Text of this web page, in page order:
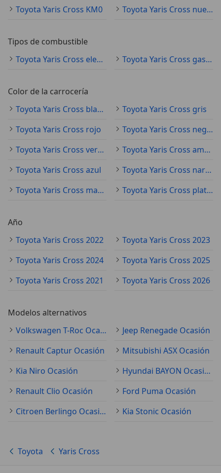
Toyota Yaris Cross KM0
Toyota Yaris Cross nuevo
Tipos de combustible
Toyota Yaris Cross electro/gasolina
Toyota Yaris Cross gasolina
Color de la carrocería
Toyota Yaris Cross blanco
Toyota Yaris Cross gris
Toyota Yaris Cross rojo
Toyota Yaris Cross negro
Toyota Yaris Cross verde
Toyota Yaris Cross amarillo
Toyota Yaris Cross azul
Toyota Yaris Cross naranja
Toyota Yaris Cross marrón
Toyota Yaris Cross plateado
Año
Toyota Yaris Cross 2022
Toyota Yaris Cross 2023
Toyota Yaris Cross 2024
Toyota Yaris Cross 2025
Toyota Yaris Cross 2021
Toyota Yaris Cross 2026
Modelos alternativos
Volkswagen T-Roc Ocasión
Jeep Renegade Ocasión
Renault Captur Ocasión
Mitsubishi ASX Ocasión
Kia Niro Ocasión
Hyundai BAYON Ocasión
Renault Clio Ocasión
Ford Puma Ocasión
Citroen Berlingo Ocasión
Kia Stonic Ocasión
Toyota Yaris Cross